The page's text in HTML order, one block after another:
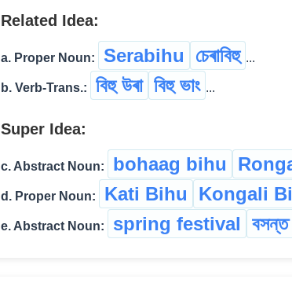
Related Idea:
a. Proper Noun: Serabihu চেৰাবিহু ...
b. Verb-Trans.: বিহু উৰা বিহু ভাং ...
Super Idea:
c. Abstract Noun: bohaag bihu
d. Proper Noun: Kati Bihu Kongali
e. Abstract Noun: spring festival বসন্ত